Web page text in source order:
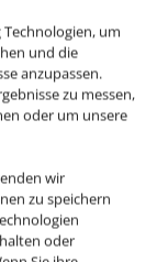
um
und die
anzupassen.
zu messen,
oder um unsere
wir
zu speichern
oder
für
Wenn
ist der
Flug-